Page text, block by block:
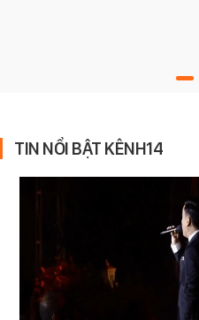
TIN NỔI BẬT KÊNH14